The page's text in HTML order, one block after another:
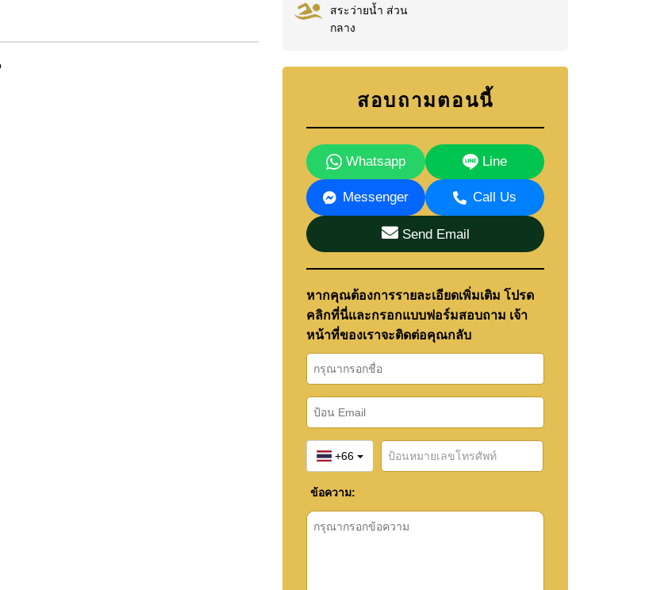
สระว่ายน้ำ ส่วน
กลาง
สอบถามตอนนี้
Whatsapp Line
Messenger Call Us
Send Email
หากคุณต้องการรายละเอียดเพิ่มเติม โปรด
คลิกที่นี่และกรอกแบบฟอร์มสอบถาม เจ้า
หน้าที่ของเราจะติดต่อคุณกลับ
+66
ข้อความ: